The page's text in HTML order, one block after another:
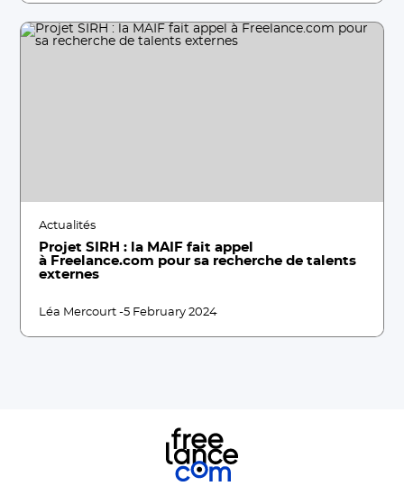
Actualités
Projet SIRH : la MAIF fait appel
à Freelance.com pour sa recherche de talents
externes
Léa Mercourt -5 February 2024